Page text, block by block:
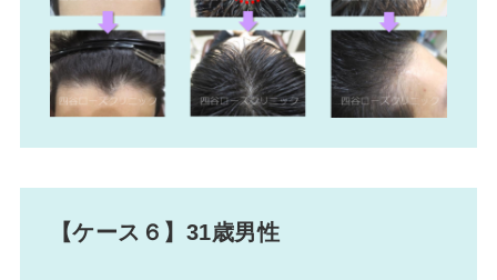
【ケース６】31歳男性